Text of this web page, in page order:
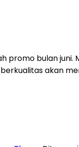
promo bulan juni.
akan